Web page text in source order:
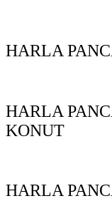
HARLA
HARLA
KONUT
HARLA